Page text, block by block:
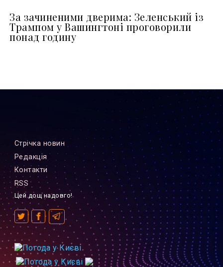
За зачиненими дверима: Зеленський із
Трампом у Вашингтоні проговорили
понад годину
Стрiчка новин
Редакцiя
Контакти
RSS
Цей дощ надовго!